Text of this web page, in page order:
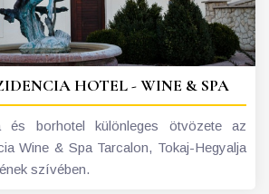
HOTEL - WINE & SPA
és borhotel különleges ötvözete az
Wine & Spa Tarcalon, Tokaj-Hegyalja
szívében.